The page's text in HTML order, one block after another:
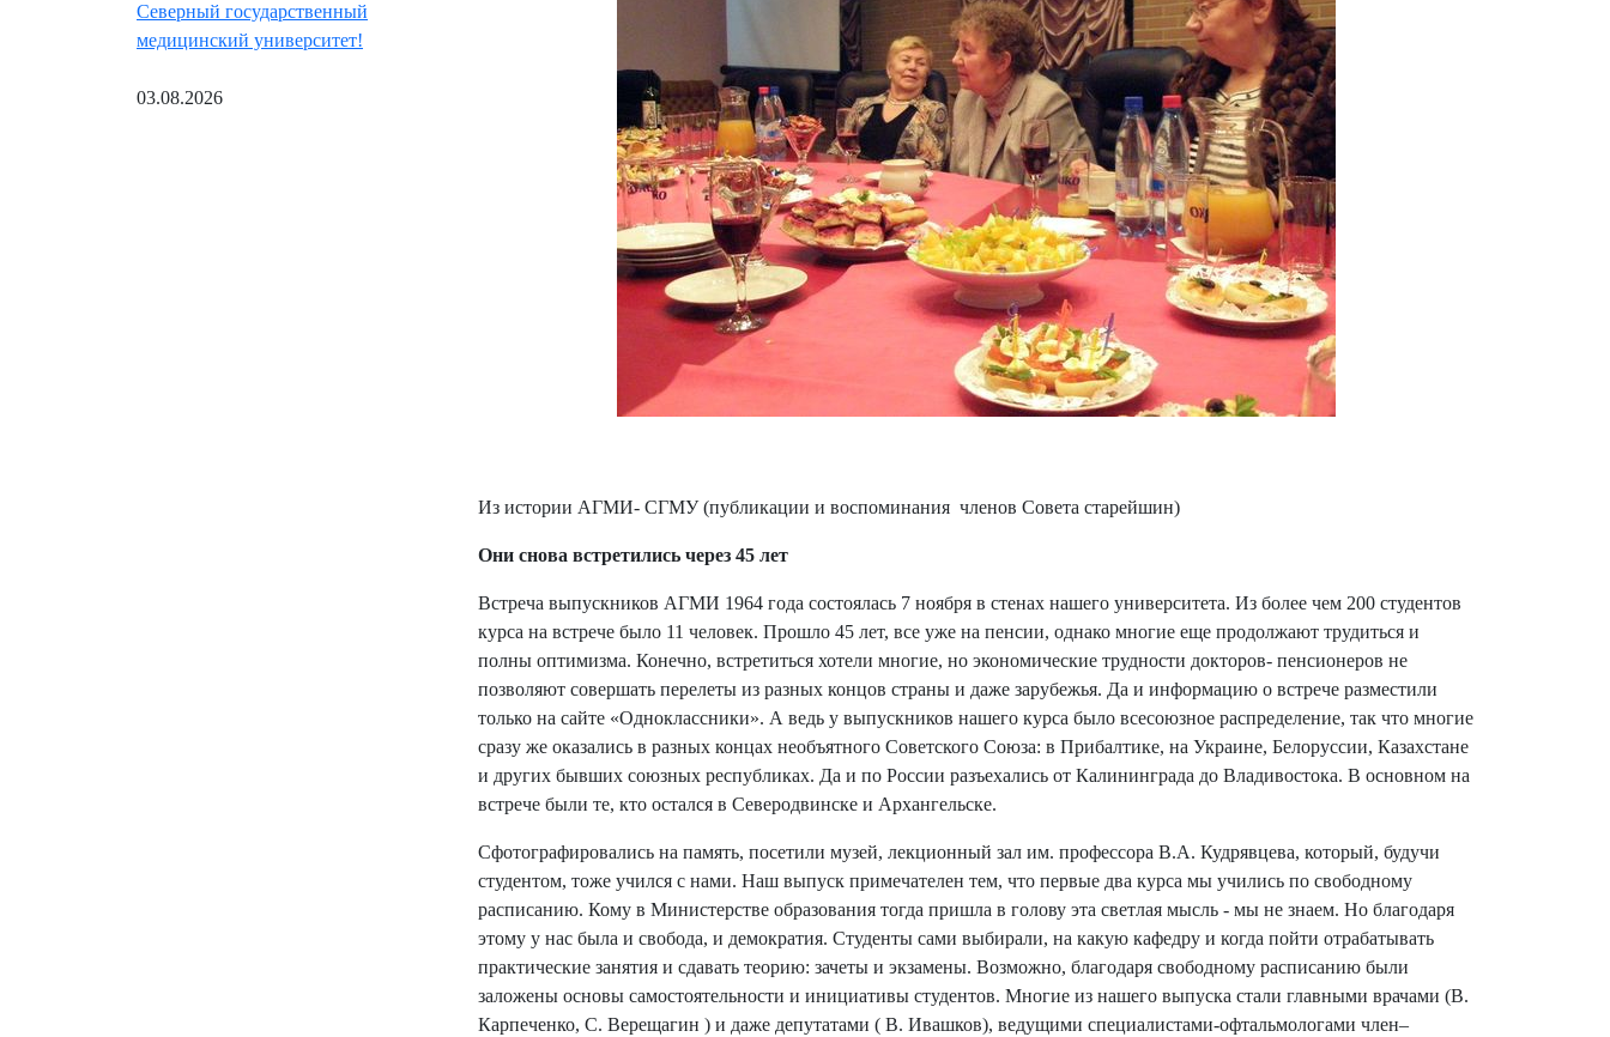
Северный государственный
медицинский университет!
03.08.2026
Из истории АГМИ- СГМУ (публикации и воспоминания членов Совета старейшин)
Они снова встретились через 45 лет
Встреча выпускников АГМИ 1964 года состоялась 7 ноября в стенах нашего университета. Из более чем 200 студентов
курса на встрече было 11 человек. Прошло 45 лет, все уже на пенсии, однако многие еще продолжают трудиться и
полны оптимизма. Конечно, встретиться хотели многие, но экономические трудности докторов- пенсионеров не
позволяют совершать перелеты из разных концов страны и даже зарубежья. Да и информацию о встрече разместили
только на сайте «Одноклассники». А ведь у выпускников нашего курса было всесоюзное распределение, так что многие
сразу же оказались в разных концах необъятного Советского Союза: в Прибалтике, на Украине, Белоруссии, Казахстане
и других бывших союзных республиках. Да и по России разъехались от Калининграда до Владивостока. В основном на
встрече были те, кто остался в Северодвинске и Архангельске.
Сфотографировались на память, посетили музей, лекционный зал им. профессора В.А. Кудрявцева, который, будучи
студентом, тоже учился с нами. Наш выпуск примечателен тем, что первые два курса мы учились по свободному
расписанию. Кому в Министерстве образования тогда пришла в голову эта светлая мысль - мы не знаем. Но благодаря
этому у нас была и свобода, и демократия. Студенты сами выбирали, на какую кафедру и когда пойти отрабатывать
практические занятия и сдавать теорию: зачеты и экзамены. Возможно, благодаря свободному расписанию были
заложены основы самостоятельности и инициативы студентов. Многие из нашего выпуска стали главными врачами (В.
Карпеченко, С. Верещагин ) и даже депутатами ( В. Ивашков), ведущими специалистами-офтальмологами член–